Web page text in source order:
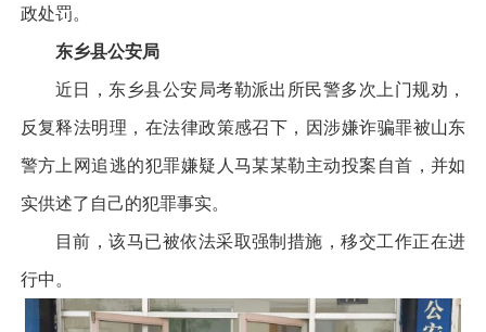
政处罚。
东乡县公安局
近日，东乡县公安局考勒派出所民警多次上门规劝，
反复释法明理，在法律政策感召下，因涉嫌诈骗罪被山东
警方上网追逃的犯罪嫌疑人马某某勒主动投案自首，并如
实供述了自己的犯罪事实。
目前，该马已被依法采取强制措施，移交工作正在进
行中。